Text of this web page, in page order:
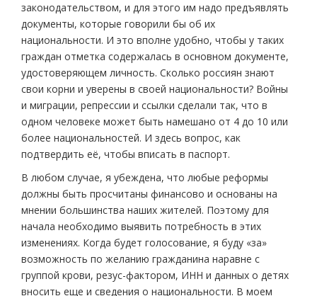
законодательством, и для этого им надо предъявлять
документы, которые говорили бы об их
национальности. И это вполне удобно, чтобы у таких
граждан отметка содержалась в основном документе,
удостоверяющем личность. Сколько россиян знают
свои корни и уверены в своей национальности? Войны
и миграции, репрессии и ссылки сделали так, что в
одном человеке может быть намешано от 4 до 10 или
более национальностей. И здесь вопрос, как
подтвердить её, чтобы вписать в паспорт.
В любом случае, я убеждена, что любые реформы
должны быть просчитаны финансово и основаны на
мнении большинства наших жителей. Поэтому для
начала необходимо выявить потребность в этих
изменениях. Когда будет голосование, я буду «за»
возможность по желанию гражданина наравне с
группой крови, резус-фактором, ИНН и данных о детях
вносить еще и сведения о национальности. В моем